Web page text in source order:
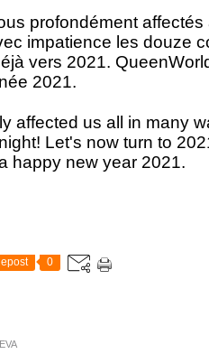
profondément affectés
impatience les douze
vers 2021.
2021.
affected us all in many
Let's now turn to
happy new year 2021.
0